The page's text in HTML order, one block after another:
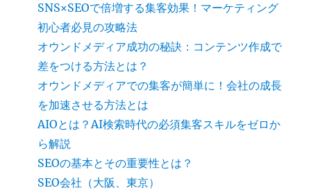
SNS×SEOで倍増する集客効果！マーケティング
初心者必見の攻略法
オウンドメディア成功の秘訣：コンテンツ作成で
差をつける方法とは？
オウンドメディアでの集客が簡単に！会社の成長
を加速させる方法とは
AIOとは？AI検索時代の必須集客スキルをゼロか
ら解説
SEOの基本とその重要性とは？
SEO会社（大阪、東京）